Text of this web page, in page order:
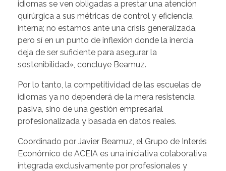
idiomas se ven obligadas a prestar una atención
quirúrgica a sus métricas de control y eficiencia
interna; no estamos ante una crisis generalizada,
pero sí en un punto de inflexión donde la inercia
deja de ser suficiente para asegurar la
sostenibilidad», concluye Beamuz.
Por lo tanto, la competitividad de las escuelas de
idiomas ya no dependerá de la mera resistencia
pasiva, sino de una gestión empresarial
profesionalizada y basada en datos reales.
Coordinado por Javier Beamuz, el Grupo de Interés
Económico de ACEIA es una iniciativa colaborativa
integrada exclusivamente por profesionales y